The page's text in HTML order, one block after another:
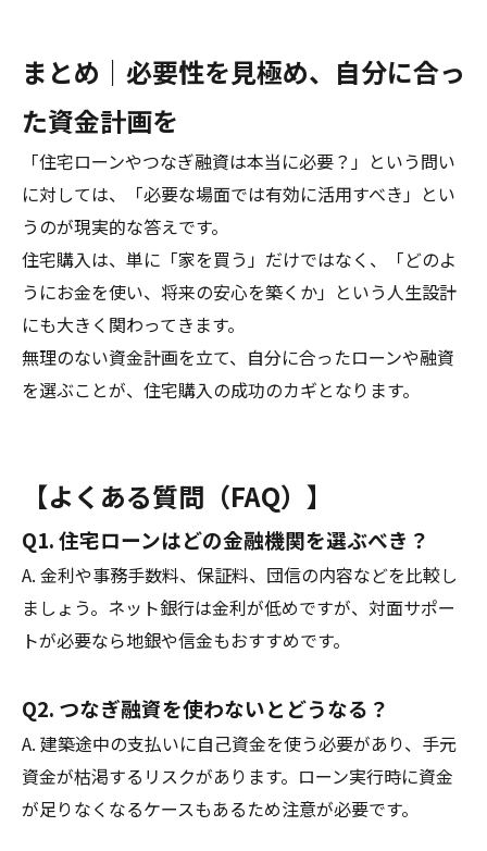
まとめ｜必要性を見極め、自分に合っ
た資金計画を
「住宅ローンやつなぎ融資は本当に必要？」という問い
に対しては、「必要な場面では有効に活用すべき」とい
うのが現実的な答えです。
住宅購入は、単に「家を買う」だけではなく、「どのよ
うにお金を使い、将来の安心を築くか」という人生設計
にも大きく関わってきます。
無理のない資金計画を立て、自分に合ったローンや融資
を選ぶことが、住宅購入の成功のカギとなります。
【よくある質問（FAQ）】
Q1. 住宅ローンはどの金融機関を選ぶべき？
A. 金利や事務手数料、保証料、団信の内容などを比較し
ましょう。ネット銀行は金利が低めですが、対面サポー
トが必要なら地銀や信金もおすすめです。
Q2. つなぎ融資を使わないとどうなる？
A. 建築途中の支払いに自己資金を使う必要があり、手元
資金が枯渇するリスクがあります。ローン実行時に資金
が足りなくなるケースもあるため注意が必要です。